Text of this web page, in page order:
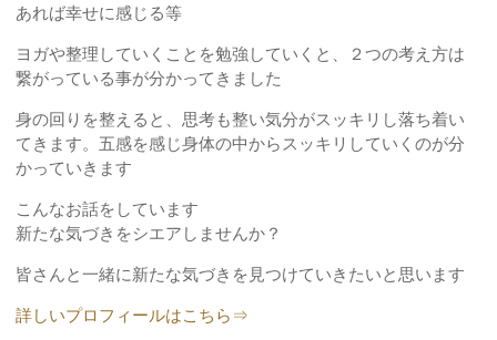
あれば幸せに感じる等
ヨガや整理していくことを勉強していくと、２つの考え方は
繋がっている事が分かってきました
身の回りを整えると、思考も整い気分がスッキリし落ち着い
てきます。五感を感じ身体の中からスッキリしていくのが分
かっていきます
こんなお話をしています
新たな気づきをシエアしませんか？
皆さんと一緒に新たな気づきを見つけていきたいと思います
詳しいプロフィールはこちら⇒